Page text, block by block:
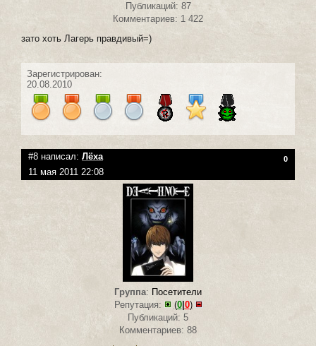
Публикаций: 87
Комментариев: 1 422
зато хоть Лагерь правдивый=)
Зарегистрирован:
20.08.2010
#8 написал: Лёха 0
11 мая 2011 22:08
Группа: Посетители
Репутация:
(0| 0)
Публикаций: 5
Комментариев: 88